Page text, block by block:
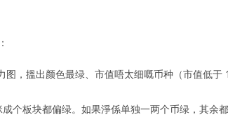
，搵出颜色最绿、市值唔太细嘅币种（市值低于
个板块都偏绿。如果淨係单独一两个币绿，其余都